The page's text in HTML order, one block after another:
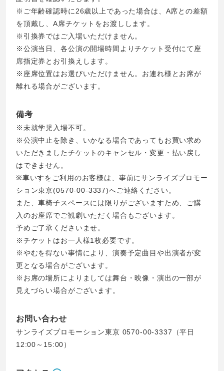
※ご年齢確認時に26歳以上であった場合は、A席との差額
を頂戴し、A席チケットをお渡しします。
※引換券ではご入場いただけません。
※公演当日、各公演の開場時間よりチケット受付にて座
席指定券とお引換えします。
※座席位置はお選びいただけません。お連れ様とお席が
離れる場合がございます。
備考
※未就学児入場不可。
※公演中止を除き、いかなる場合であってもお買い求め
いただきましたチケットのキャンセル・変更・払い戻し
はできません。
※車いすをご利用のお客様は、事前にサンライズプロモー
ション東京(0570-00-3337)へご連絡ください。
また、車椅子スペースには限りがございますため、ご購
入のお座席でご観劇いただく場合もございます。
予めご了承くださいませ。
※チケットはお一人様1枚必要です。
※やむを得ない事情により、演奏予定曲目や出演者が変
更となる場合がございます。
※お席の場所によりましては舞台・映像・演出の一部が
見えづらい場合がございます。
お問い合わせ
サンライズプロモーション東京 0570-00-3337（平日
12:00～15:00）